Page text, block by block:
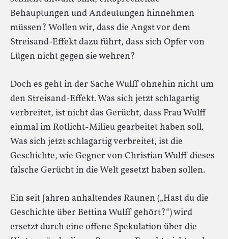
Behauptungen und Andeutungen hinnehmen
müssen? Wollen wir, dass die Angst vor dem
Streisand-Effekt dazu führt, dass sich Opfer von
Lügen nicht gegen sie wehren?
Doch es geht in der Sache Wulff ohnehin nicht um
den Streisand-Effekt. Was sich jetzt schlagartig
verbreitet, ist nicht das Gerücht, dass Frau Wulff
einmal im Rotlicht-Milieu gearbeitet haben soll.
Was sich jetzt schlagartig verbreitet, ist die
Geschichte, wie Gegner von Christian Wulff dieses
falsche Gerücht in die Welt gesetzt haben sollen.
Ein seit Jahren anhaltendes Raunen („Hast du die
Geschichte über Bettina Wulff gehört?“) wird
ersetzt durch eine offene Spekulation über die